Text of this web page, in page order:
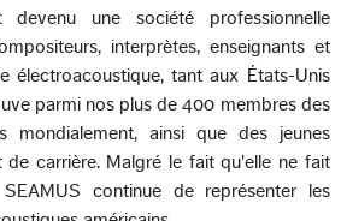
devenu une société professionnelle
interprètes, enseignants et
électroacoustique, tant aux États-Unis
parmi nos plus de 400 membres des
mondialement, ainsi que des jeunes
carrière. Malgré le fait qu'elle ne fait
continue de représenter les